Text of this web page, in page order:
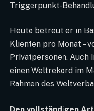
Triggerpunkt-
Heute betreut er in
Klienten pro Monat –
Privatpersonen. Auch
einen Weltrekord im
Rahmen des
Den vollständigen